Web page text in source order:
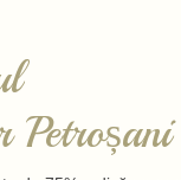
Petroșani